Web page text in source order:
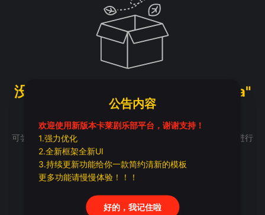
暂无观看影片的记录
没有找到与 "SaswatiGuhathakurta"
相关的影片｜求片留言
可尝试缩短关键词试试，如 庆余年第一季粤语 可换成 庆余年 进行
公告内容
欢迎使用新版本卡莱剧乐部平台，谢谢支持！
1.强力优化
2.全新框架全新UI
3.持续更新功能给你一款简约清新的模板
更多功能请慢慢体验！！！
好的，我记住啦